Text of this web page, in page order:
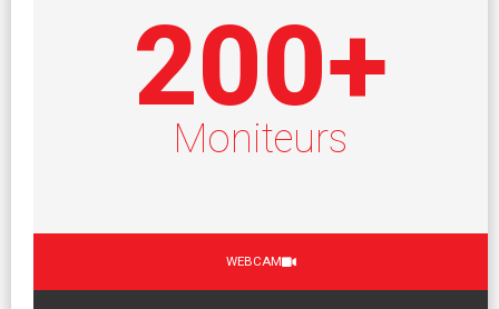
Moniteurs
200+
WEBCAM